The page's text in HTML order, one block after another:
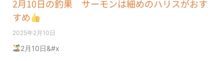
2月10日の釣果 サーモンは細めのハリスがおす
すめ
2025年2月10日
2月10日&#x